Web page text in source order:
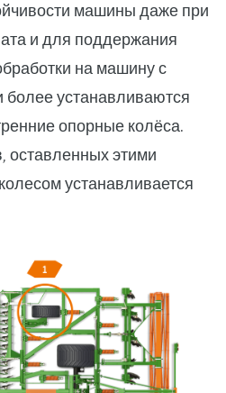
машины даже при
и для поддержания
на машину с
более устанавливаются
опорные колёса.
оставленных этими
устанавливается